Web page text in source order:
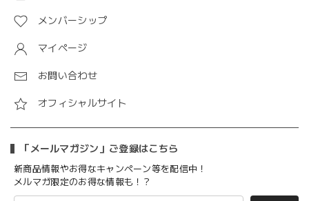
メンバーシップ
マイページ
お問い合わせ
オフィシャルサイト
「メールマガジン」ご登録はこちら
新商品情報やお得なキャンペーン等を配信中！
メルマガ限定のお得な情報も！？